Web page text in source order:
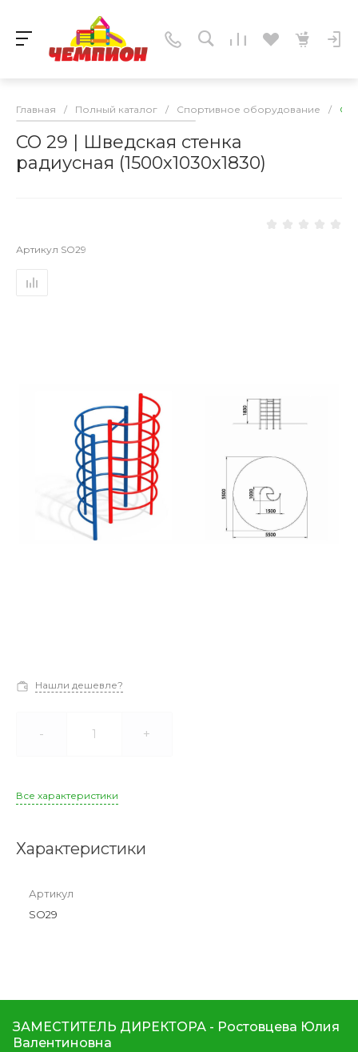
Главная / Полный каталог / Спортивное оборудование / СО
СО 29 | Шведская стенка
радиусная (1500х1030х1830)
Артикул SO29
Нашли дешевле?
- +
Все характеристики
Характеристики
Артикул
SO29
ЗАМЕСТИТЕЛЬ ДИРЕКТОРА - Ростовцева Юлия
Валентиновна